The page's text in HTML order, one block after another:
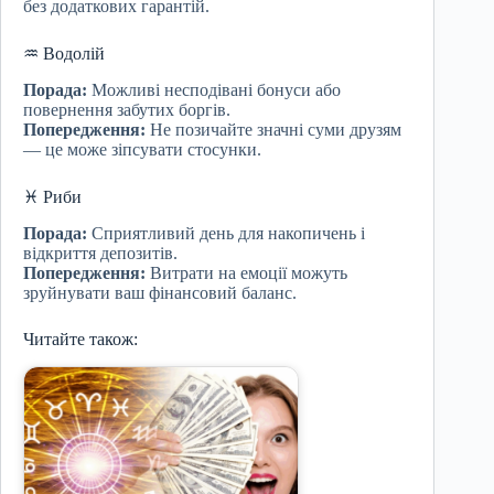
без додаткових гарантій.
♒ Водолій
Порада: Можливі несподівані бонуси або
повернення забутих боргів.
Попередження: Не позичайте значні суми друзям
— це може зіпсувати стосунки.
♓ Риби
Порада: Сприятливий день для накопичень і
відкриття депозитів.
Попередження: Витрати на емоції можуть
зруйнувати ваш фінансовий баланс.
Читайте також: